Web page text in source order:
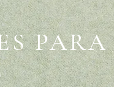
PARA